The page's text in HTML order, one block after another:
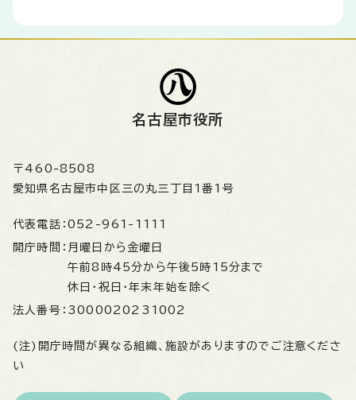
名古屋市役所
〒460-8508
愛知県名古屋市中区三の丸三丁目1番1号
代表電話： 052-961-1111
開庁時間： 月曜日から金曜日
午前8時45分から午後5時15分まで
休日・祝日・年末年始を除く
法人番号： 3000020231002
(注)開庁時間が異なる組織、施設がありますのでご注意くださ
い